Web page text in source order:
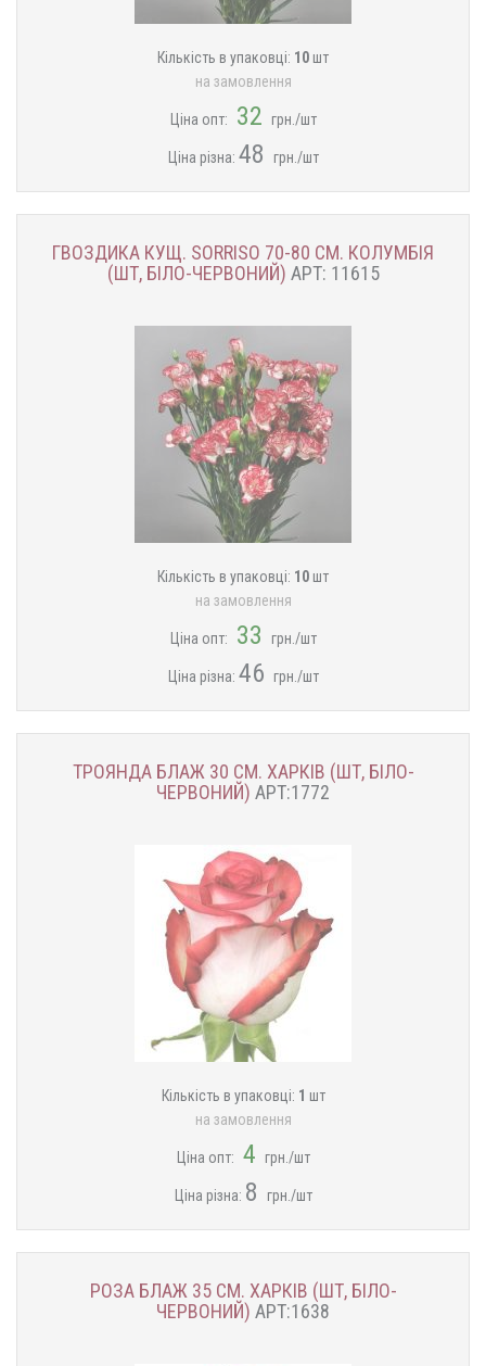
Кількість в упаковці: 10 шт
на замовлення
Ціна опт: 32 грн./шт
Ціна різна: 48 грн./шт
ГВОЗДИКА КУЩ. SORRISO 70-80 СМ. КОЛУМБІЯ
(ШТ, БІЛО-ЧЕРВОНИЙ) АРТ: 11615
Кількість в упаковці: 10 шт
на замовлення
Ціна опт: 33 грн./шт
Ціна різна: 46 грн./шт
ТРОЯНДА БЛАЖ 30 СМ. ХАРКІВ (ШТ, БІЛО-
ЧЕРВОНИЙ) АРТ:1772
Кількість в упаковці: 1 шт
на замовлення
Ціна опт: 4 грн./шт
Ціна різна: 8 грн./шт
РОЗА БЛАЖ 35 СМ. ХАРКІВ (ШТ, БІЛО-
ЧЕРВОНИЙ) АРТ:1638